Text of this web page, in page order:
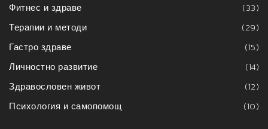
Фитнес и здраве
(33)
Терапии и методи
(29)
Гастро здраве
(15)
Личностно развитие
(14)
Здравословен живот
(12)
Психология и самопомощ
(10)